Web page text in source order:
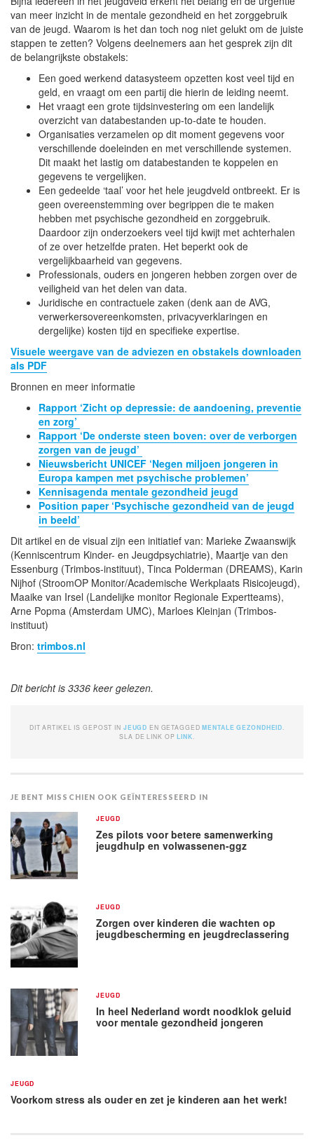
van meer inzicht in de mentale gezondheid en het zorggebruik
van de jeugd. Waarom is het dan toch nog niet gelukt om de juiste
stappen te zetten? Volgens deelnemers aan het gesprek zijn dit
de belangrijkste obstakels:
Een goed werkend datasysteem opzetten kost veel tijd en
geld, en vraagt om een partij die hierin de leiding neemt.
Het vraagt een grote tijdsinvestering om een landelijk
overzicht van databestanden up-to-date te houden.
Organisaties verzamelen op dit moment gegevens voor
verschillende doeleinden en met verschillende systemen.
Dit maakt het lastig om databestanden te koppelen en
gegevens te vergelijken.
Een gedeelde ‘taal’ voor het hele jeugdveld ontbreekt. Er is
geen overeenstemming over begrippen die te maken
hebben met psychische gezondheid en zorggebruik.
Daardoor zijn onderzoekers veel tijd kwijt met achterhalen
of ze over hetzelfde praten. Het beperkt ook de
vergelijkbaarheid van gegevens.
Professionals, ouders en jongeren hebben zorgen over de
veiligheid van het delen van data.
Juridische en contractuele zaken (denk aan de AVG,
verwerkersovereenkomsten, privacyverklaringen en
dergelijke) kosten tijd en specifieke expertise.
Visuele weergave van de adviezen en obstakels downloaden
als PDF
Bronnen en meer informatie
Rapport ‘Zicht op depressie: de aandoening, preventie
en zorg’
Rapport ‘De onderste steen boven: over de verborgen
zorgen van de jeugd’
Nieuwsbericht UNICEF ‘Negen miljoen jongeren in
Europa kampen met psychische problemen’
Kennisagenda mentale gezondheid jeugd
Position paper ‘Psychische gezondheid van de jeugd
in beeld’
Dit artikel en de visual zijn een initiatief van: Marieke Zwaanswijk
(Kenniscentrum Kinder- en Jeugdpsychiatrie), Maartje van den
Essenburg (Trimbos-instituut), Tinca Polderman (DREAMS), Karin
Nijhof (StroomOP Monitor/Academische Werkplaats Risicojeugd),
Maaike van Irsel (Landelijke monitor Regionale Expertteams),
Arne Popma (Amsterdam UMC), Marloes Kleinjan (Trimbos-
instituut)
Bron: trimbos.nl
Dit bericht is 3336 keer gelezen.
DIT ARTIKEL IS GEPOST IN JEUGD EN GETAGGEDMENTALE GEZONDHEID
SLA DE LINK OPLINK
JE BENT MISSCHIEN OOK GEÏNTERESSEERD IN
JEUGD
Zes pilots voor betere samenwerking
jeugdhulp en volwassenen-ggz
JEUGD
Zorgen over kinderen die wachten op
jeugdbescherming en jeugdreclassering
JEUGD
In heel Nederland wordt noodklok geluid
voor mentale gezondheid jongeren
JEUGD
Voorkom stress als ouder en zet je kinderen aan het werk!